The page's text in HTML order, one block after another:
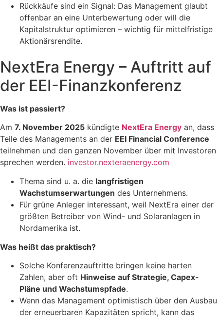
Rückkäufe sind ein Signal: Das Management glaubt
offenbar an eine Unterbewertung oder will die
Kapitalstruktur optimieren – wichtig für mittelfristige
Aktionärsrendite.
NextEra Energy – Auftritt auf
der EEI-Finanzkonferenz
Was ist passiert?
Am 7. November 2025 kündigte NextEra Energy an, dass
Teile des Managements an der EEI Financial Conference
teilnehmen und den ganzen November über mit Investoren
sprechen werden. investor.nexteraenergy.com
Thema sind u. a. die langfristigen
Wachstumserwartungen des Unternehmens.
Für grüne Anleger interessant, weil NextEra einer der
größten Betreiber von Wind- und Solaranlagen in
Nordamerika ist.
Was heißt das praktisch?
Solche Konferenzauftritte bringen keine harten
Zahlen, aber oft Hinweise auf Strategie, Capex-
Pläne und Wachstumspfade.
Wenn das Management optimistisch über den Ausbau
der erneuerbaren Kapazitäten spricht, kann das